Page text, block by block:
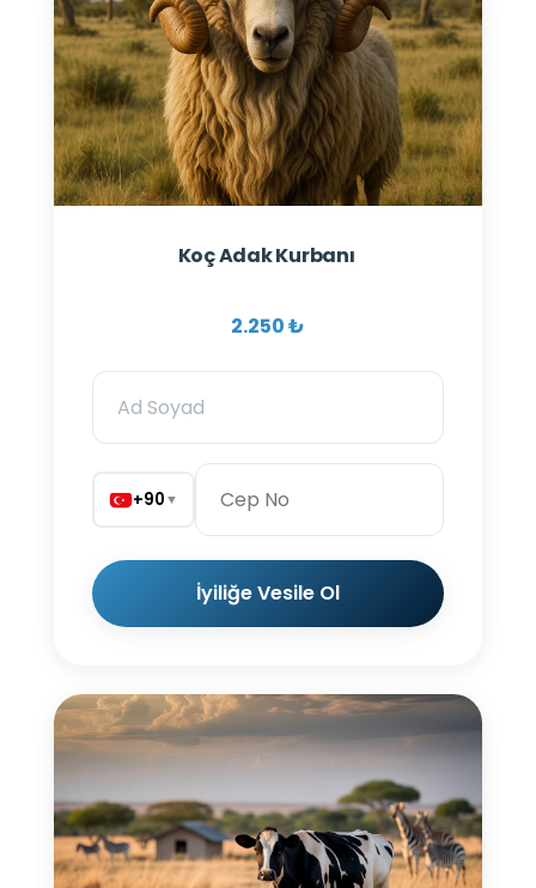
Koç Adak Kurbanı
2.250 ₺
+90▼
İyiliğe Vesile Ol